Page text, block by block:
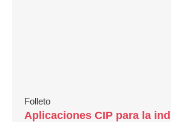
Folleto
Aplicaciones CIP para la